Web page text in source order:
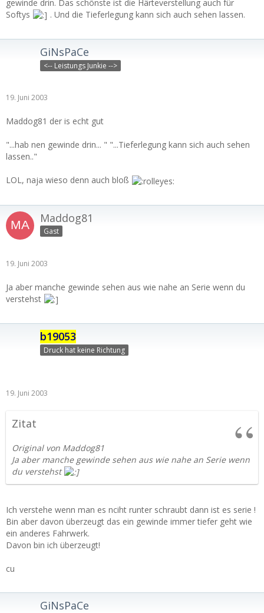
gewinde drin. Das schönste ist die Härteverstellung auch für
Softys
. Und die Tieferlegung kann sich auch sehen lassen.
GiNsPaCe
<-- Leistungs Junkie -->
19. Juni 2003
Maddog81 der is echt gut
"...hab nen gewinde drin... " "...Tieferlegung kann sich auch sehen
lassen.."
LOL, naja wieso denn auch bloß
Maddog81
Gast
19. Juni 2003
Ja aber manche gewinde sehen aus wie nahe an Serie wenn du
verstehst
b19053
Druck hat keine Richtung
19. Juni 2003
Zitat
Original von Maddog81
Ja aber manche gewinde sehen aus wie nahe an Serie wenn
du verstehst
Ich verstehe wenn man es nciht runter schraubt dann ist es serie !
Bin aber davon überzeugt das ein gewinde immer tiefer geht wie
ein anderes Fahrwerk.
Davon bin ich überzeugt!
cu
GiNsPaCe